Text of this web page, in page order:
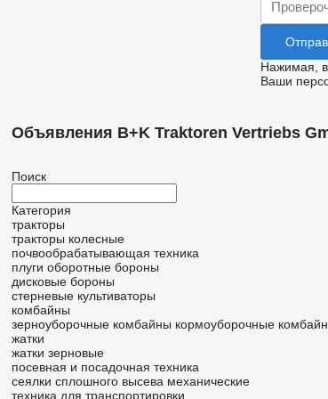
Нажимая,
Ваши
Объявления B+K Traktoren Vertriebs
Поиск
Категория
тракторы
тракторы колесные
почвообрабатывающая техника
плуги оборотные бороны
дисковые бороны
стерневые культиваторы
комбайны
зерноуборочные комбайны кормоуборочные
жатки
жатки зерновые
посевная и посадочная техника
сеялки сплошного высева механические
техника для транспортировки